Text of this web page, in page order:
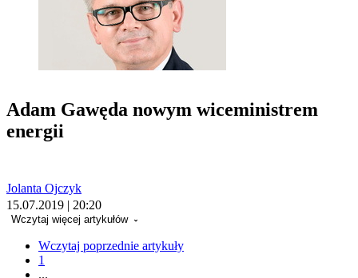
Adam Gawęda nowym wiceministrem
energii
Jolanta Ojczyk
15.07.2019 | 20:20
Wczytaj więcej artykułów
Wczytaj poprzednie artykuły
1
...